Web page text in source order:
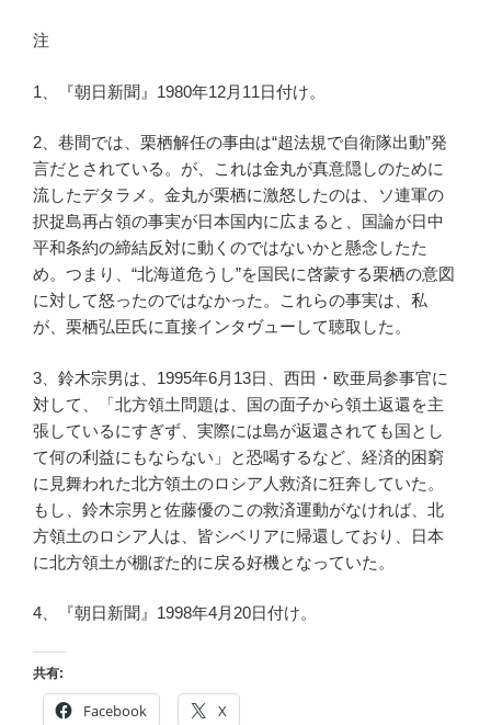
注
1、『朝日新聞』1980年12月11日付け。
2、巷間では、栗栖解任の事由は“超法規で自衛隊出動”発
言だとされている。が、これは金丸が真意隠しのために
流したデタラメ。金丸が栗栖に激怒したのは、ソ連軍の
択捉島再占領の事実が日本国内に広まると、国論が日中
平和条約の締結反対に動くのではないかと懸念したた
め。つまり、“北海道危うし”を国民に啓蒙する栗栖の意図
に対して怒ったのではなかった。これらの事実は、私
が、栗栖弘臣氏に直接インタヴューして聴取した。
3、鈴木宗男は、1995年6月13日、西田・欧亜局参事官に
対して、「北方領土問題は、国の面子から領土返還を主
張しているにすぎず、実際には島が返還されても国とし
て何の利益にもならない」と恐喝するなど、経済的困窮
に見舞われた北方領土のロシア人救済に狂奔していた。
もし、鈴木宗男と佐藤優のこの救済運動がなければ、北
方領土のロシア人は、皆シベリアに帰還しており、日本
に北方領土が棚ぼた的に戻る好機となっていた。
4、『朝日新聞』1998年4月20日付け。
共有:
Facebook X